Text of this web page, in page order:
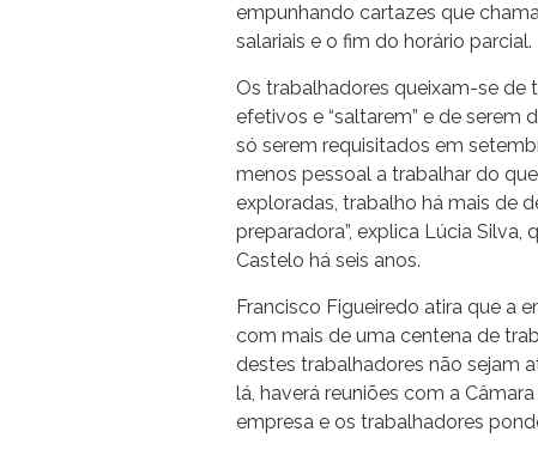
empunhando cartazes que
salariais e o fim do horário parcial.
Os trabalhadores queixam-se de
efetivos e “saltarem” e de serem
só serem requisitados em
menos pessoal a trabalhar do
exploradas, trabalho há mais de
preparadora”, explica Lúcia
Castelo há seis anos.
Francisco Figueiredo atira que a
com mais de uma centena de
destes trabalhadores não sejam
lá, haverá reuniões com a
empresa e os trabalhadores